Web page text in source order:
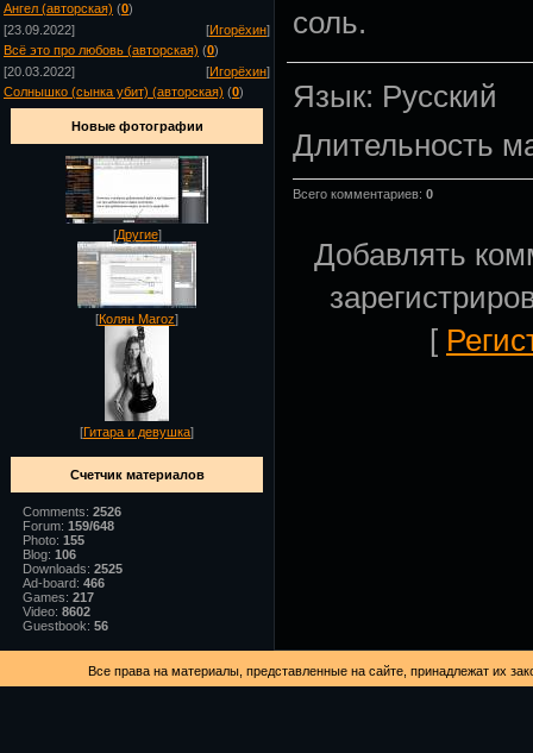
Ангел (авторская) (0)
[23.09.2022]
[Игорёхин]
Всё это про любовь (авторская) (0)
[20.03.2022]
[Игорёхин]
Солнышко (сынка убит) (авторская) (0)
Новые фотографии
[Другие]
[Колян Maroz]
[Гитара и девушка]
Счетчик материалов
Comments: 2526
Forum: 159/648
Photo: 155
Blog: 106
Downloads: 2525
Ad-board: 466
Games: 217
Video: 8602
Guestbook: 56
соль.
Язык: Русский
Длительность
Всего комментариев: 0
Добавлять
[
Все права на материалы, представленные на сайте, принадлежат их